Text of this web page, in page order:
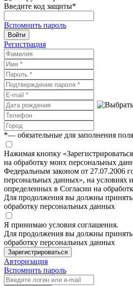
Введите код защиты*
Вспомнить пароль
Войти
Регистрация
*— обязательные для заполнения поля
Нажимая кнопку
на обработку моих персональных
Федеральным законом от 27.07.2006
персональных данных», на условиях
определенных в Согласии на
Для продолжения вы должны принять
обработку персональных данных
Я принимаю условия соглашения.
Для продолжения вы должны принять
обработку персональных данных
Зарегистрироваться
Авторизация
Вспомнить пароль